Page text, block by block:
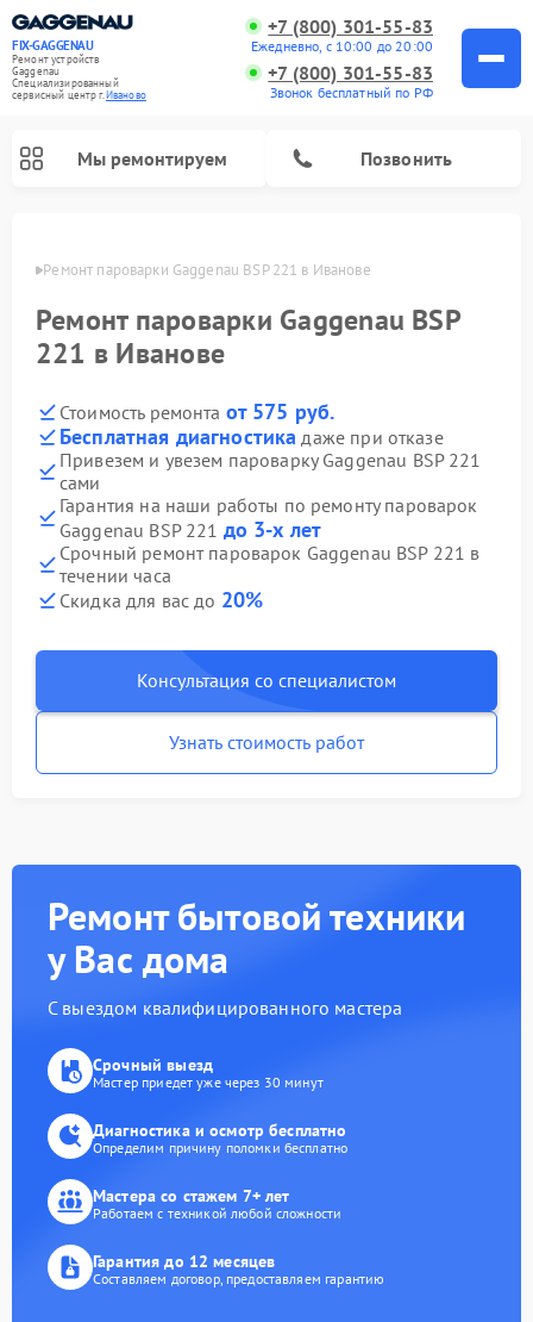
FIX-GAGGENAU
Ремонт устройств
Gaggenau
Специализированный
cервисный центр г.Иваново
+7 (800) 301-55-83
Ежедневно, с 10:00 до 20:00
+7 (800) 301-55-83
Звонок бесплатный по РФ
Мы ремонтируем Позвонить
Ремонт пароварки Gaggenau BSP 221 в Иванове
Ремонт пароварки Gaggenau BSP
221 в Иванове
Стоимость ремонта от 575 руб.
Бесплатная диагностика даже при отказе
Привезем и увезем пароварку Gaggenau BSP 221
сами
Гарантия на наши работы по ремонту пароварок
Gaggenau BSP 221 до 3-х лет
Срочный ремонт пароварок Gaggenau BSP 221 в
течении часа
Скидка для вас до 20%
Консультация со специалистом
Узнать стоимость работ
Ремонт бытовой техники
у Вас дома
С выездом квалифицированного мастера
Срочный выезд
Мастер приедет уже через 30 минут
Диагностика и осмотр бесплатно
Определим причину поломки бесплатно
Мастера со стажем 7+ лет
Работаем с техникой любой сложности
Гарантия до 12 месяцев
Составляем договор, предоставляем гарантию